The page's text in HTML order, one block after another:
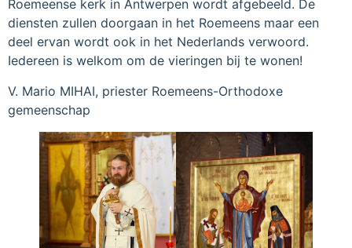
Roemeense kerk in Antwerpen wordt afgebeeld. De
diensten zullen doorgaan in het Roemeens maar een
deel ervan wordt ook in het Nederlands verwoord.
Iedereen is welkom om de vieringen bij te wonen!
V. Mario MIHAI, priester Roemeens-Orthodoxe
gemeenschap